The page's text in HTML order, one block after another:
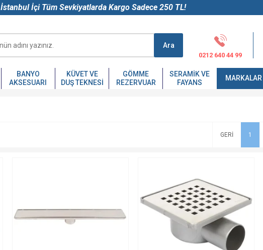
İstanbul İçi Tüm Sevkiyatlarda Kargo Sadece 250 TL!
Ara
0212 640 44 99
BANYO
AKSESUARI
KÜVET VE
DUŞ TEKNESI
GÖMME
REZERVUAR
SERAMIK VE
FAYANS
MARKALAR
1